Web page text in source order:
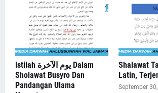
Istilah يوم الآخرة Dalam
Sholawat Busyro Dan
Pandangan Ulama
Shalawat
Latin,
September